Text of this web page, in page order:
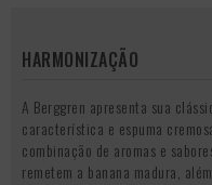
HARMONIZAÇÃO
A Berggren apresenta sua
característica e espuma
combinação de aromas e
remetem a banana madura,